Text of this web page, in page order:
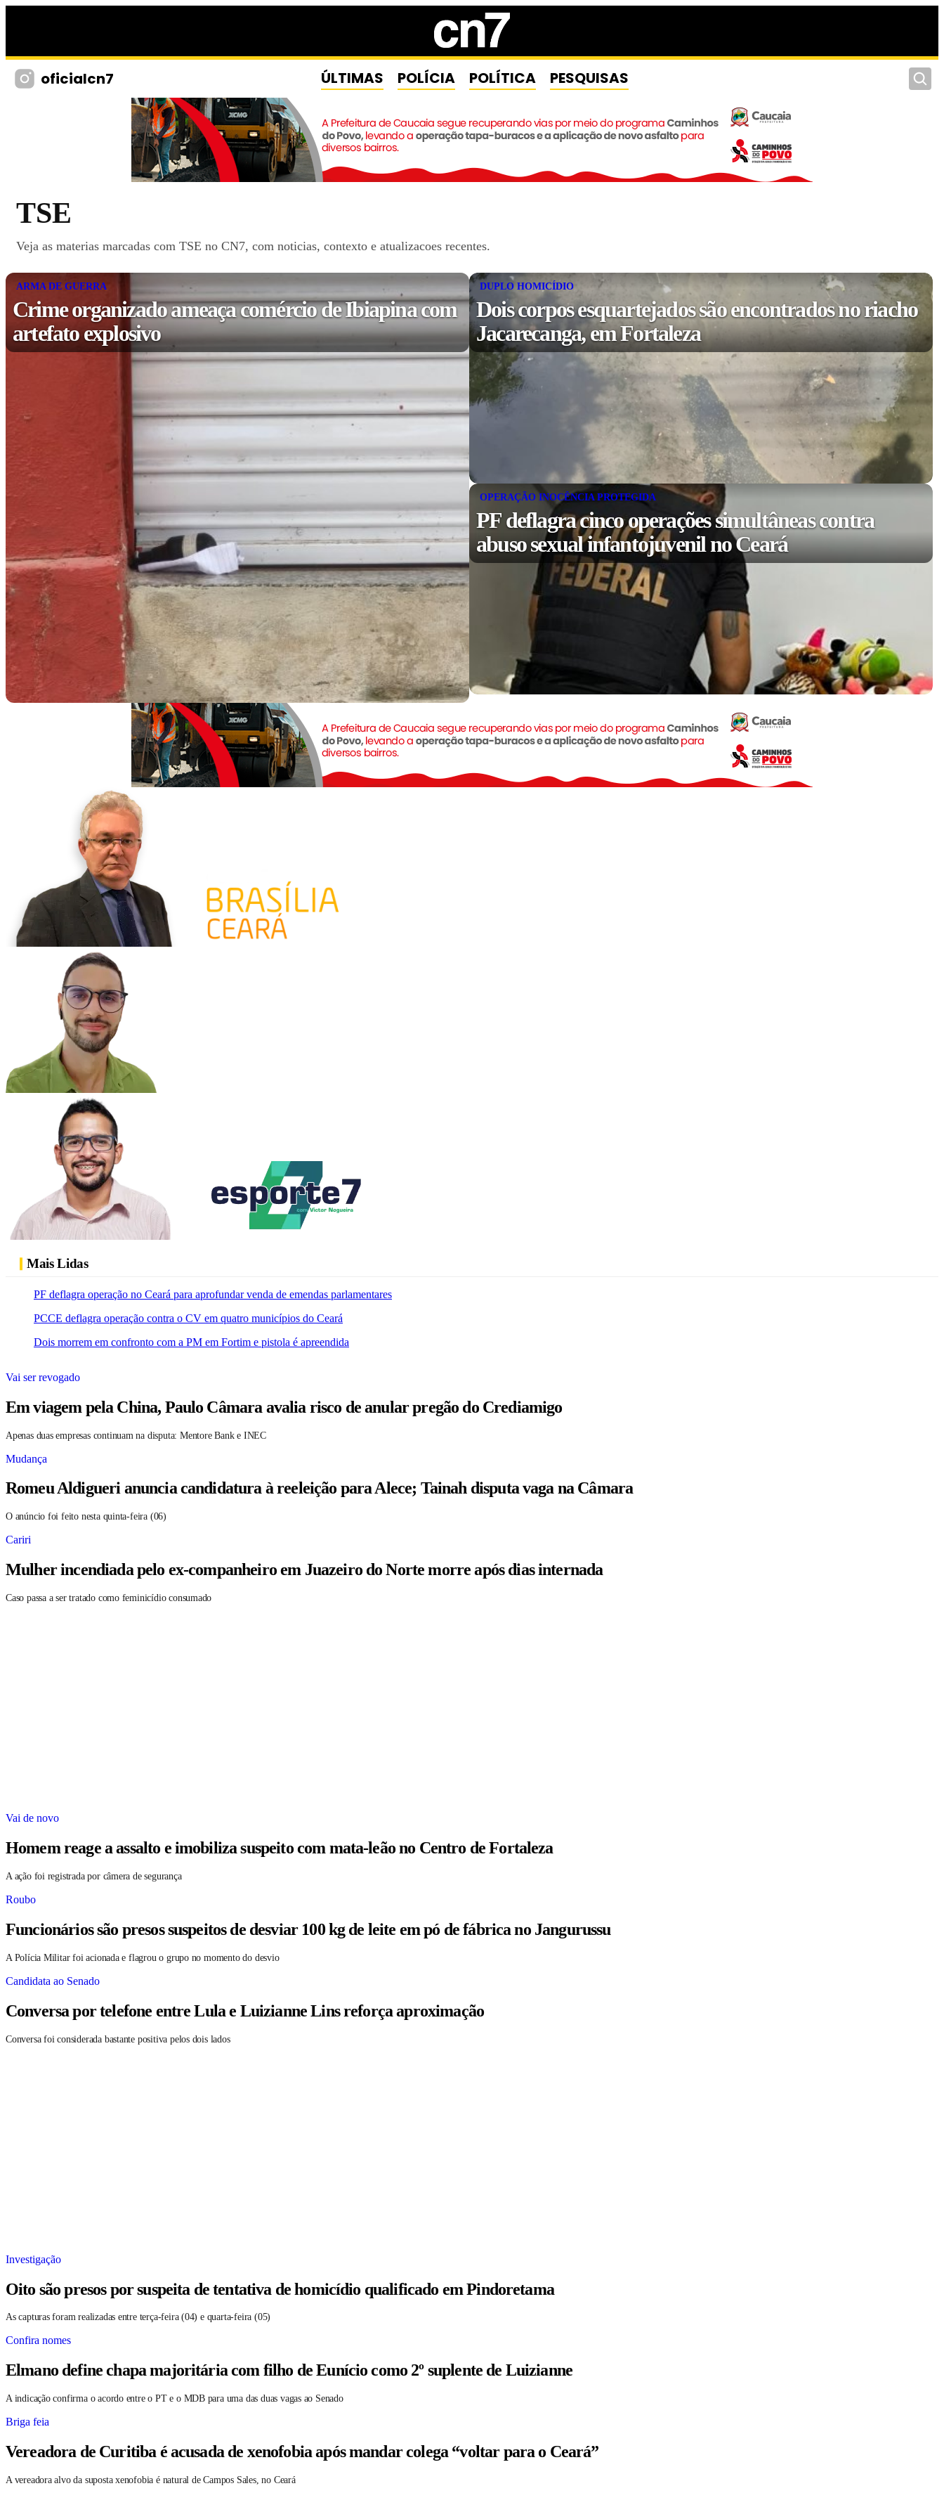
oficialcn7 ÚLTIMAS POLÍCIA POLÍTICA PESQUISAS
TSE
Veja as materias marcadas com TSE no CN7, com noticias, contexto e atualizacoes recentes.
ARMA DE GUERRA
Crime organizado ameaça comércio de Ibiapina com
artefato explosivo
DUPLO HOMICÍDIO
Dois corpos esquartejados são encontrados no riacho
Jacarecanga, em Fortaleza
OPERAÇÃO INOCÊNCIA PROTEGIDA
PF deflagra cinco operações simultâneas contra
abuso sexual infantojuvenil no Ceará
Mais Lidas
PF deflagra operação no Ceará para aprofundar venda de emendas parlamentares
PCCE deflagra operação contra o CV em quatro municípios do Ceará
Dois morrem em confronto com a PM em Fortim e pistola é apreendida
Vai ser revogado
Em viagem pela China, Paulo Câmara avalia risco de anular pregão do Crediamigo
Apenas duas empresas continuam na disputa: Mentore Bank e INEC
Mudança
Romeu Aldigueri anuncia candidatura à reeleição para Alece; Tainah disputa vaga na Câmara
O anúncio foi feito nesta quinta-feira (06)
Cariri
Mulher incendiada pelo ex-companheiro em Juazeiro do Norte morre após dias internada
Caso passa a ser tratado como feminicídio consumado
Vai de novo
Homem reage a assalto e imobiliza suspeito com mata-leão no Centro de Fortaleza
A ação foi registrada por câmera de segurança
Roubo
Funcionários são presos suspeitos de desviar 100 kg de leite em pó de fábrica no Jangurussu
A Polícia Militar foi acionada e flagrou o grupo no momento do desvio
Candidata ao Senado
Conversa por telefone entre Lula e Luizianne Lins reforça aproximação
Conversa foi considerada bastante positiva pelos dois lados
Investigação
Oito são presos por suspeita de tentativa de homicídio qualificado em Pindoretama
As capturas foram realizadas entre terça-feira (04) e quarta-feira (05)
Confira nomes
Elmano define chapa majoritária com filho de Eunício como 2º suplente de Luizianne
A indicação confirma o acordo entre o PT e o MDB para uma das duas vagas ao Senado
Briga feia
Vereadora de Curitiba é acusada de xenofobia após mandar colega “voltar para o Ceará”
A vereadora alvo da suposta xenofobia é natural de Campos Sales, no Ceará